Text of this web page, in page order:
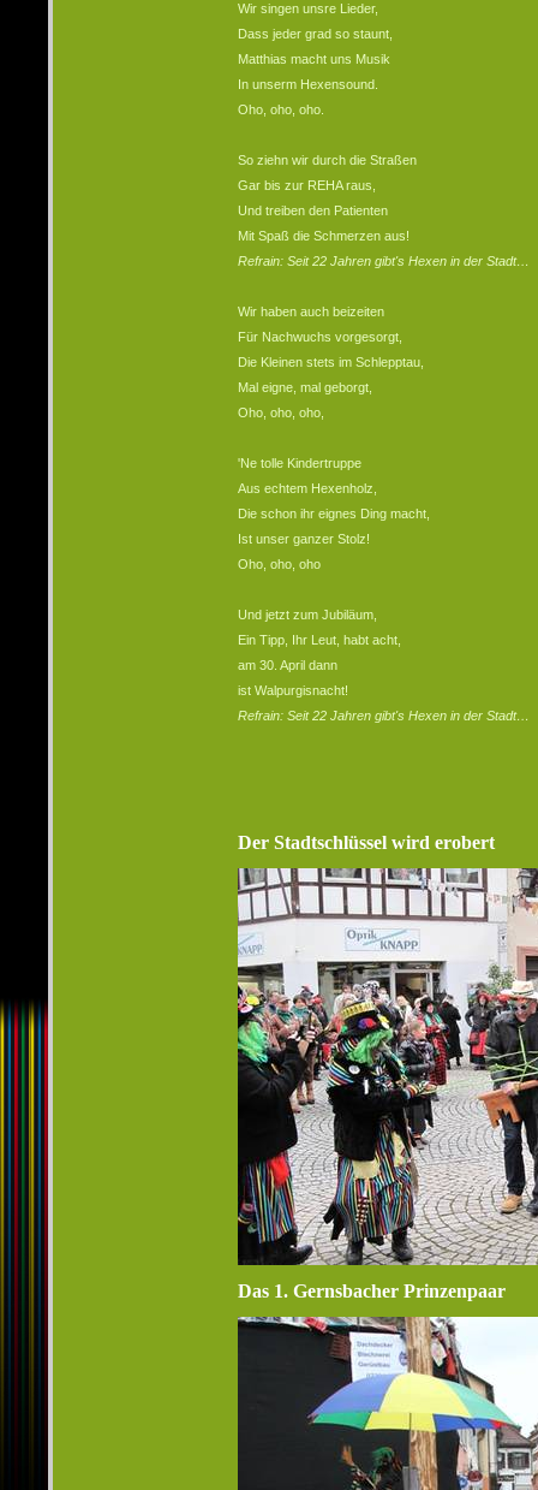
Wir singen unsre Lieder,
Dass jeder grad so staunt,
Matthias macht uns Musik
In unserm Hexensound.
Oho, oho, oho.
So ziehn wir durch die Straßen
Gar bis zur REHA raus,
Und treiben den Patienten
Mit Spaß die Schmerzen aus!
Refrain: Seit 22 Jahren gibt's Hexen in der Stadt…
Wir haben auch beizeiten
Für Nachwuchs vorgesorgt,
Die Kleinen stets im Schlepptau,
Mal eigne, mal geborgt,
Oho, oho, oho,
'Ne tolle Kindertruppe
Aus echtem Hexenholz,
Die schon ihr eignes Ding macht,
Ist unser ganzer Stolz!
Oho, oho, oho
Und jetzt zum Jubiläum,
Ein Tipp, Ihr Leut, habt acht,
am 30. April dann
ist Walpurgisnacht!
Refrain: Seit 22 Jahren gibt's Hexen in der Stadt…
Der Stadtschlüssel wird erobert
Das 1. Gernsbacher Prinzenpaar